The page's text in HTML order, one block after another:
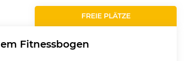
FREIE PLÄTZE
Fitnessbogen